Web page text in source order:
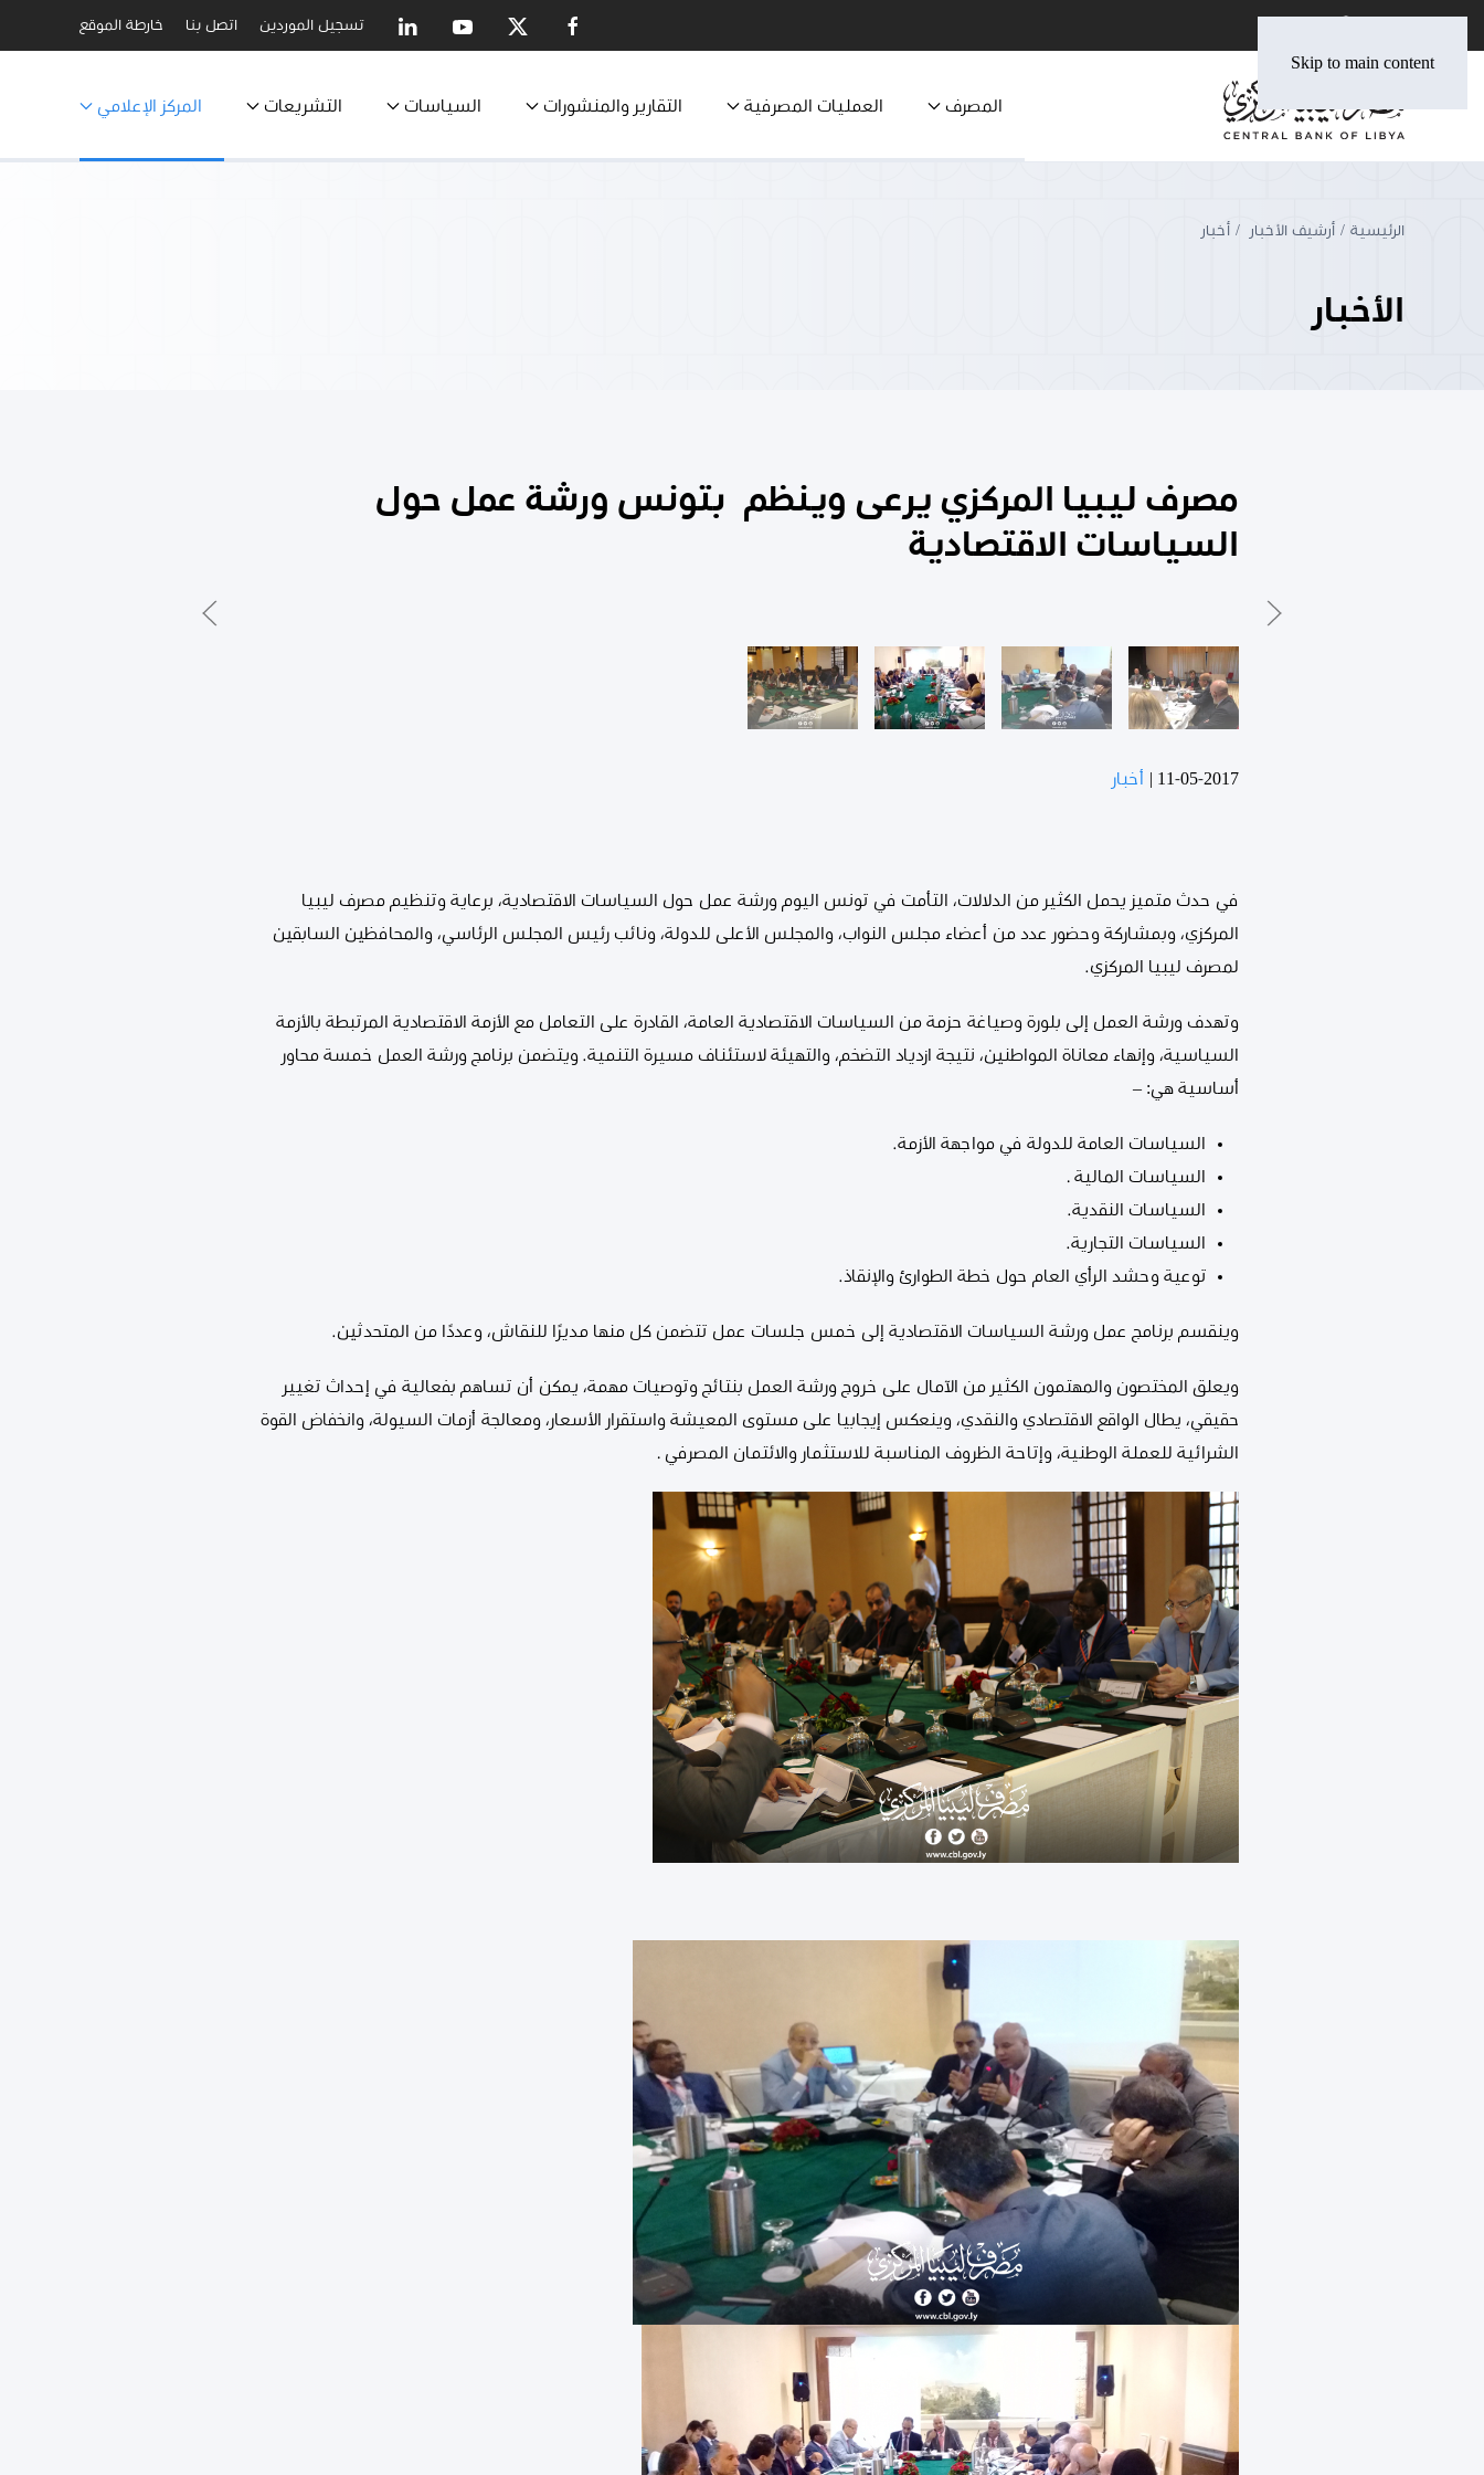
Skip to main content
تسجيل الموردين اتصل بنا خارطة الموقع
المصرف العمليات المصرفية التقارير والمنشورات السياسات التشريعات المركز الإعلامي
الرئيسية أرشيف الأخبار أخبار
الأخبار
مصرف ليبيا المركزي يرعى وينظم بتونس ورشة عمل حول
السياسات الاقتصادية
11-05-2017 أخبار
في حدث متميز يحمل الكثير من الدلالات، التأمت في تونس اليوم ورشة عمل حول السياسات الاقتصادية، برعاية وتنظيم مصرف ليبيا
المركزي، وبمشاركة وحضور عدد من أعضاء مجلس النواب، والمجلس الأعلى للدولة، ونائب رئيس المجلس الرئاسي، والمحافظين السابقين
لمصرف ليبيا المركزي.
وتهدف ورشة العمل إلى بلورة وصياغة حزمة من السياسات الاقتصادية العامة، القادرة على التعامل مع الأزمة الاقتصادية المرتبطة بالأزمة
السياسية، وإنهاء معاناة المواطنين، نتيجة ازدياد التضخم، والتهيئة لاستئناف مسيرة التنمية. ويتضمن برنامج ورشة العمل خمسة محاور
أساسية هي: –
السياسات العامة للدولة في مواجهة الأزمة.
السياسات المالية .
السياسات النقدية.
السياسات التجارية.
توعية وحشد الرأي العام حول خطة الطوارئ والإنقاذ.
وينقسم برنامج عمل ورشة السياسات الاقتصادية إلى خمس جلسات عمل تتضمن كل منها مديرًا للنقاش، وعددًا من المتحدثين.
ويعلق المختصون والمهتمون الكثير من الآمال على خروج ورشة العمل بنتائج وتوصيات مهمة، يمكن أن تساهم بفعالية في إحداث تغيير
حقيقي، يطال الواقع الاقتصادي والنقدي، وينعكس إيجابيا على مستوى المعيشة واستقرار الأسعار، ومعالجة أزمات السيولة، وانخفاض القوة
الشرائية للعملة الوطنية، وإتاحة الظروف المناسبة للاستثمار والائتمان المصرفي .